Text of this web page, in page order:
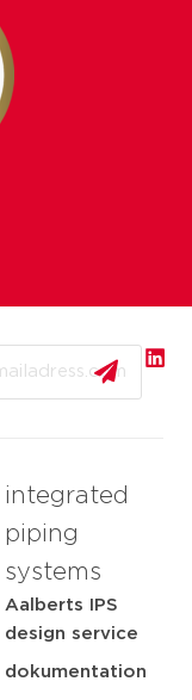
integrated
piping
systems
Aalberts IPS
design service
dokumentation